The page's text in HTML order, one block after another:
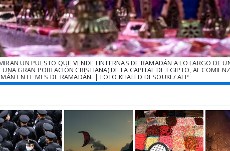
UN PUESTO QUE VENDE LINTERNAS DE RAMADÁN A LO LARGO DE
GRAN POBLACIÓN CRISTIANA) DE LA CAPITAL DE EGIPTO, AL
EN EL MES DE RAMADÁN. | FOTO:KHALED DESOUKI / AFP